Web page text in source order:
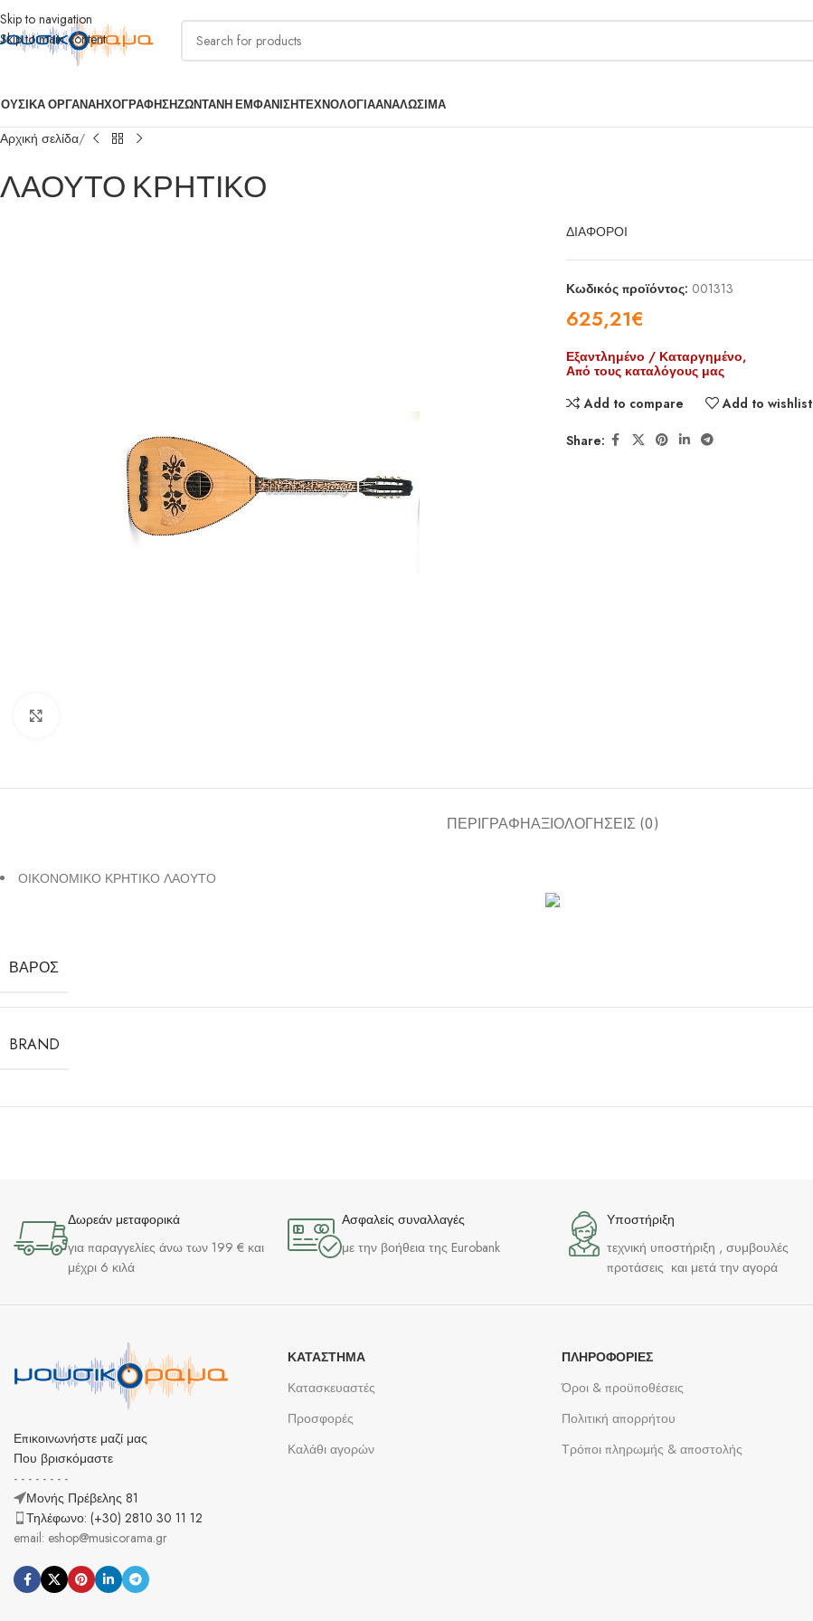
Skip to navigation
Skip to main content
ΟΡΓΑΝΑΗΧΟΓΡΑΦΗΣΗΖΩΝΤΑΝΗ ΕΜΦΑΝΙΣΗΤΕΧΝΟΛΟΓΙΑΑΝΑΛΩΣΙΜΑ
Αρχική σελίδα
ΛΑΟΥΤΟ ΚΡΗΤΙΚΟ
ΔΙΑΦΟΡΟΙ
Κωδικός προϊόντος: 001313
625,21€
Εξαντλημένο / Καταργημένο,
Από τους καταλόγους μας
Add to compare
Add to wishlist
Share:
ΠΕΡΙΓΡΑΦΉΑΞΙΟΛΟΓΉΣΕΙΣ (0)
ΟΙΚΟΝΟΜΙΚΟ ΚΡΗΤΙΚΟ ΛΑΟΥΤΟ
ΒΆΡΟΣ
BRAND
Δωρεάν μεταφορικά
για παραγγελίες άνω των 199 € και
μέχρι 6 κιλά
Ασφαλείς συναλλαγές
με την βοήθεια της Eurobank
Υποστήριξη
τεχνική υποστήριξη , συμβουλές
προτάσεις και μετά την αγορά
Επικοινωνήστε μαζί μας
Που βρισκόμαστε
- - - - - - - -
Μονής Πρέβελης 81
Τηλέφωνο: (+30) 2810 30 11 12
email: eshop@musicorama.gr
ΚΑΤΆΣΤΗΜΑ
Κατασκευαστές
Προσφορές
Καλάθι αγορών
ΠΛΗΡΟΦΟΡΊΕΣ
Όροι & προϋποθέσεις
Πολιτική απορρήτου
Τρόποι πληρωμής & αποστολής